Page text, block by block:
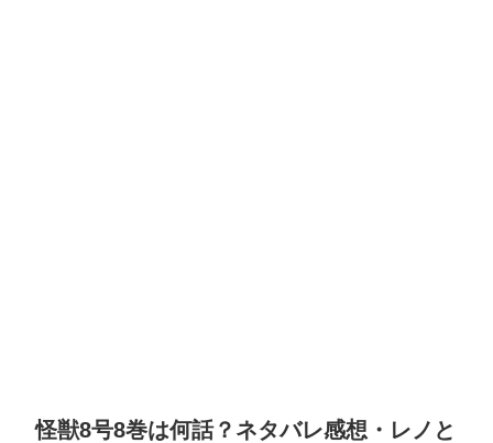
怪獣8号8巻は何話？ネタバレ感想・レノと